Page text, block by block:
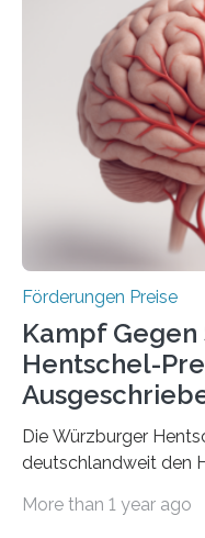
anderem zur
Innovationstag
Berlin überbrachte
Wirtschaft und
Überplanmäßige
Förderungen Preise
Kampf
Hentschel-
Die Würzburger
deutschlandweit den
hochrangige
More than 1 year ago